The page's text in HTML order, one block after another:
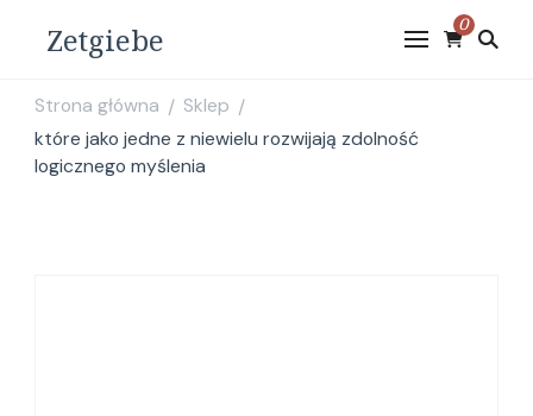
Zetgiebe 0
Strona główna / Sklep /
które jako jedne z niewielu rozwijają zdolność
logicznego myślenia